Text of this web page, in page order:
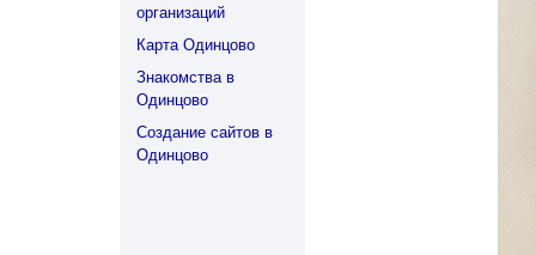
организаций
Карта Одинцово
Знакомства в
Одинцово
Создание сайтов в
Одинцово